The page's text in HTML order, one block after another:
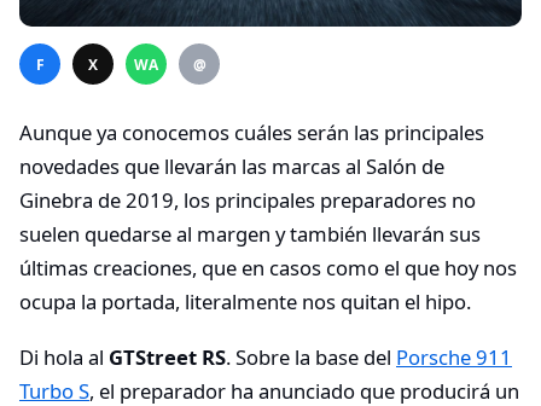
F X WA @
Aunque ya conocemos cuáles serán las principales
novedades que llevarán las marcas al Salón de
Ginebra de 2019, los principales preparadores no
suelen quedarse al margen y también llevarán sus
últimas creaciones, que en casos como el que hoy nos
ocupa la portada, literalmente nos quitan el hipo.
Di hola al GTStreet RS. Sobre la base del Porsche 911
Turbo S, el preparador ha anunciado que producirá un